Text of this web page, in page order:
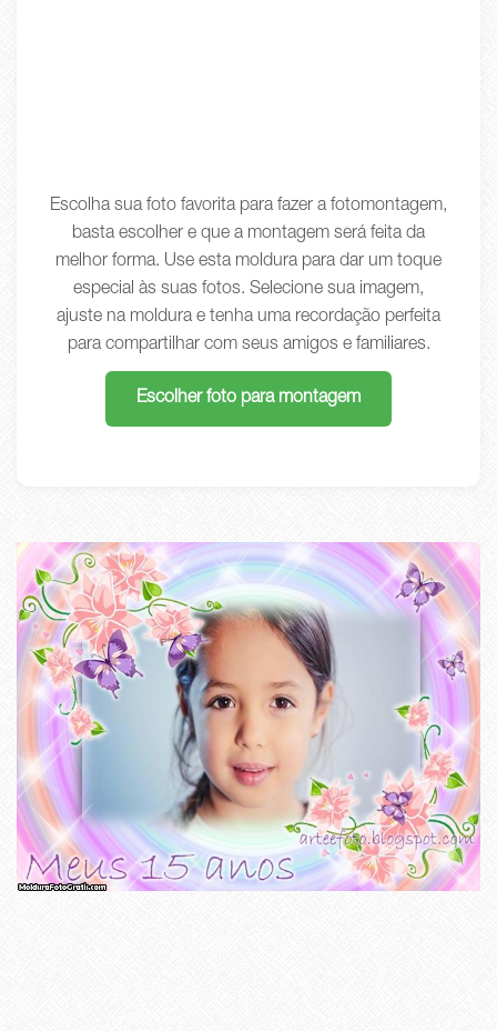
Escolha sua foto favorita para fazer a fotomontagem,
basta escolher e que a montagem será feita da
melhor forma. Use esta moldura para dar um toque
especial às suas fotos. Selecione sua imagem,
ajuste na moldura e tenha uma recordação perfeita
para compartilhar com seus amigos e familiares.
Escolher foto para montagem